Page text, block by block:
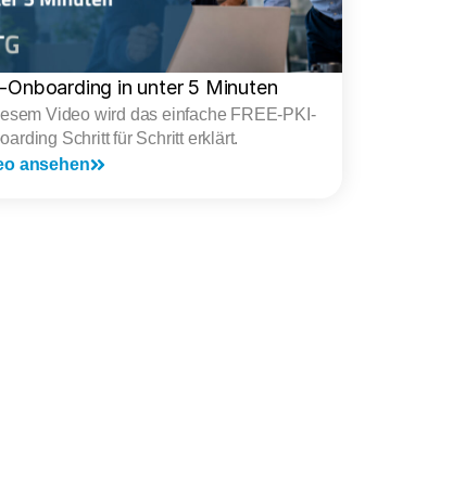
Onboarding in unter 5 Minuten
Video wird das einfache FREE-PKI-
Schritt für Schritt erklärt.
ansehen